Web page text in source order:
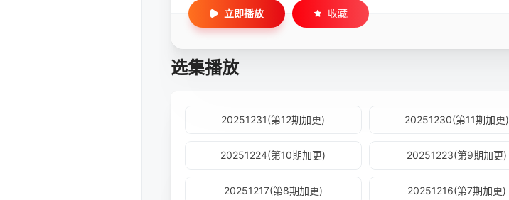
立即播放 收藏
选集播放
20251231(第12期加更) 20251230(第11期加更)
20251224(第10期加更) 20251223(第9期加更)
20251217(第8期加更) 20251216(第7期加更)